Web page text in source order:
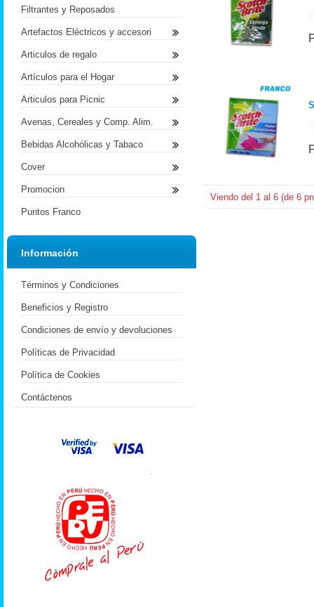
Viendo del 1 al 6 (de 6
Filtrantes y Reposados
Artefactos Eléctricos y accesori
Articulos de regalo
Artículos para el Hogar
Articulos para Picnic
Avenas, Cereales y Comp. Alim.
Bebidas Alcohólicas y Tabaco
Cover
Promocion
Puntos Franco
Información
Términos y Condiciones
Beneficios y Registro
Condiciones de envío y devoluciones
Políticas de Privacidad
Política de Cookies
Contáctenos
.